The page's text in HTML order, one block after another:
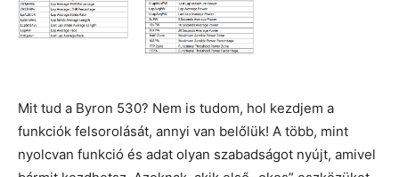
Mit tud a Byron 530? Nem is tudom, hol kezdjem a
funkciók felsorolását, annyi van belőlük! A több, mint
nyolcvan funkció és adat olyan szabadságot nyújt, amivel